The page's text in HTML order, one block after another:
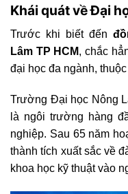
Khái quát về Đại
Trước khi biết đến
Lâm TP HCM, chắc
đại học đa ngành,
Trường Đại học Nông
là ngôi trường hàng
nghiệp. Sau 65 năm
thành tích xuất sắc về
khoa học kỹ thuật vào